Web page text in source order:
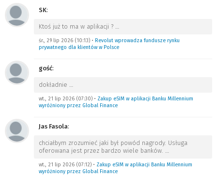
SK:
Ktoś już to ma w aplikacji ? …
śr., 29 lip 2026 (10:13) • Revolut wprowadza fundusze rynku
prywatnego dla klientów w Polsce
gość:
dokładnie …
wt., 21 lip 2026 (07:30) • Zakup eSIM w aplikacji Banku Millennium
wyróżniony przez Global Finance
Jas Fasola:
chciałbym zrozumieć jaki był powód nagrody. Usługa
oferowana jest przez bardzo wiele banków. …
wt., 21 lip 2026 (07:12) • Zakup eSIM w aplikacji Banku Millennium
wyróżniony przez Global Finance